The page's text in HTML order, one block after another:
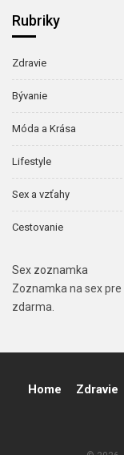
Rubriky
Zdravie
Bývanie
Móda a Krása
Lifestyle
Sex a vzťahy
Cestovanie
Sex zoznamka
Zoznamka na sex
zdarma.
Home Zdravie